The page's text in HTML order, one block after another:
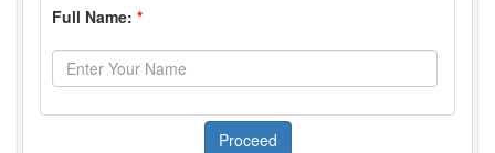
Full Name: *
Proceed